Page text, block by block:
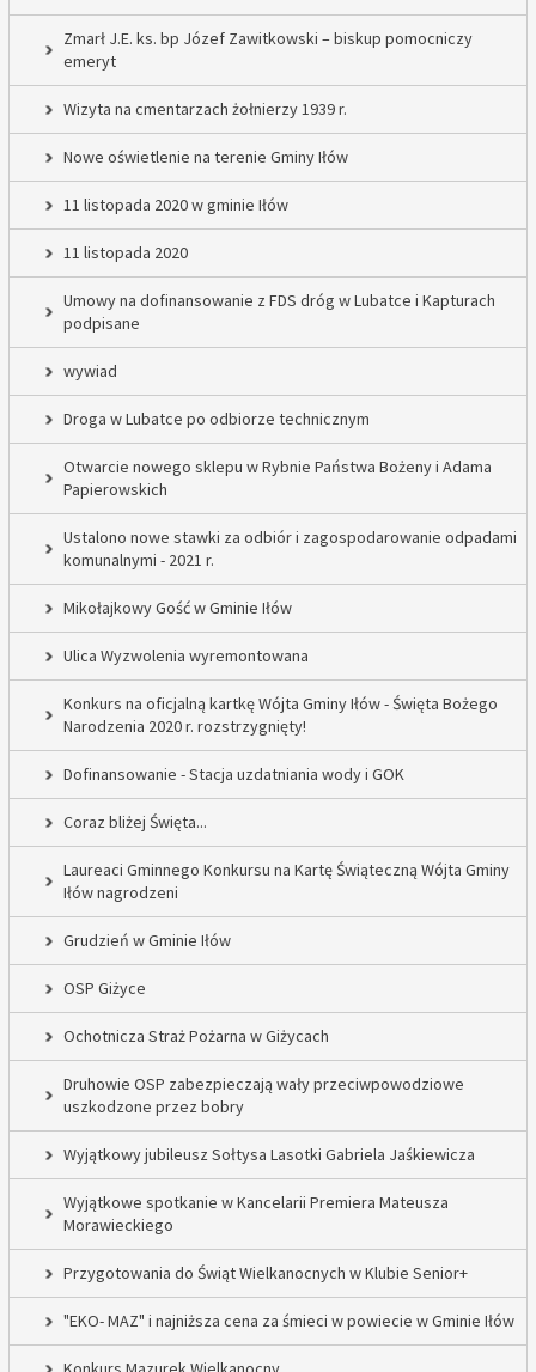
Zmarł J.E. ks. bp Józef Zawitkowski – biskup pomocniczy
emeryt
Wizyta na cmentarzach żołnierzy 1939 r.
Nowe oświetlenie na terenie Gminy Iłów
11 listopada 2020 w gminie Iłów
11 listopada 2020
Umowy na dofinansowanie z FDS dróg w Lubatce i Kapturach
podpisane
wywiad
Droga w Lubatce po odbiorze technicznym
Otwarcie nowego sklepu w Rybnie Państwa Bożeny i Adama
Papierowskich
Ustalono nowe stawki za odbiór i zagospodarowanie odpadami
komunalnymi - 2021 r.
Mikołajkowy Gość w Gminie Iłów
Ulica Wyzwolenia wyremontowana
Konkurs na oficjalną kartkę Wójta Gminy Iłów - Święta Bożego
Narodzenia 2020 r. rozstrzygnięty!
Dofinansowanie - Stacja uzdatniania wody i GOK
Coraz bliżej Święta...
Laureaci Gminnego Konkursu na Kartę Świąteczną Wójta Gminy
Iłów nagrodzeni
Grudzień w Gminie Iłów
OSP Giżyce
Ochotnicza Straż Pożarna w Giżycach
Druhowie OSP zabezpieczają wały przeciwpowodziowe
uszkodzone przez bobry
Wyjątkowy jubileusz Sołtysa Lasotki Gabriela Jaśkiewicza
Wyjątkowe spotkanie w Kancelarii Premiera Mateusza
Morawieckiego
Przygotowania do Świąt Wielkanocnych w Klubie Senior+
"EKO- MAZ" i najniższa cena za śmieci w powiecie w Gminie Iłów